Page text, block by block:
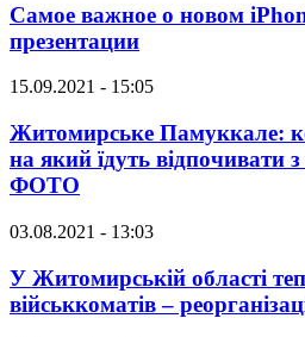
Самое важное о новом
презентации
15.09.2021 - 15:05
Житомирське Памуккале:
на який їдуть відпочивати з
ФОТО
03.08.2021 - 13:03
У Житомирській області
військкоматів –